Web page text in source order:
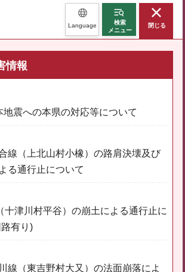
Language
検索
メニュー
閉じる
情報
地震への本県の対応等について
線（上北山村小橡）の路肩決壊及び
る通行止について
十津川村平谷）の崩土による通行止に
有り)
線（東吉野村大又）の法面崩落によ